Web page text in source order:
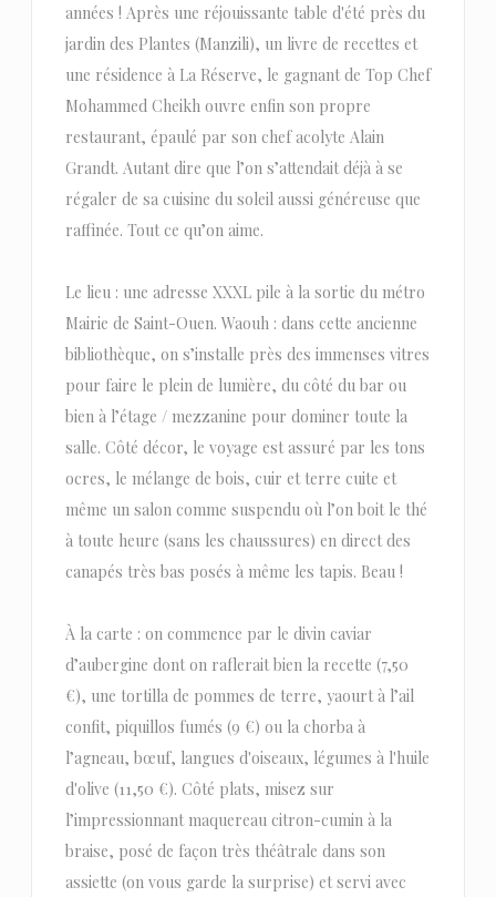
années ! Après une réjouissante table d'été près du
jardin des Plantes (Manzili), un livre de recettes et
une résidence à La Réserve, le gagnant de Top Chef
Mohammed Cheikh ouvre enfin son propre
restaurant, épaulé par son chef acolyte Alain
Grandt. Autant dire que l’on s’attendait déjà à se
régaler de sa cuisine du soleil aussi généreuse que
raffinée. Tout ce qu’on aime.
Le lieu : une adresse XXXL pile à la sortie du métro
Mairie de Saint-Ouen. Waouh : dans cette ancienne
bibliothèque, on s’installe près des immenses vitres
pour faire le plein de lumière, du côté du bar ou
bien à l’étage / mezzanine pour dominer toute la
salle. Côté décor, le voyage est assuré par les tons
ocres, le mélange de bois, cuir et terre cuite et
même un salon comme suspendu où l’on boit le thé
à toute heure (sans les chaussures) en direct des
canapés très bas posés à même les tapis. Beau !
À la carte : on commence par le divin caviar
d’aubergine dont on raflerait bien la recette (7,50
€), une tortilla de pommes de terre, yaourt à l’ail
confit, piquillos fumés (9 €) ou la chorba à
l’agneau, bœuf, langues d'oiseaux, légumes à l'huile
d'olive (11,50 €). Côté plats, misez sur
l’impressionnant maquereau citron-cumin à la
braise, posé de façon très théâtrale dans son
assiette (on vous garde la surprise) et servi avec